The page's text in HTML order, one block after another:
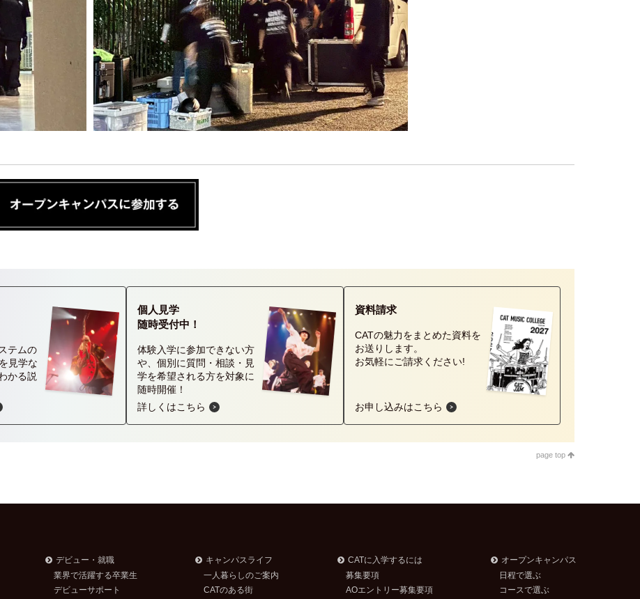
テムの
見学な
かる説
個人見学
随時受付中！
体験入学に参加できない方
や、個別に質問・相談・見
学を希望される方を対象に
随時開催！
詳しくはこちら
資料請求
CATの魅力をまとめた資料を
お送りします。
お気軽にご請求ください!
お申し込みはこちら
page top
デビュー・就職
業界で活躍する卒業生
デビューサポート
キャンパスライフ
一人暮らしのご案内
CATのある街
CATに入学するには
募集要項
AOエントリー募集要項
オープンキャンパス
日程で選ぶ
コースで選ぶ